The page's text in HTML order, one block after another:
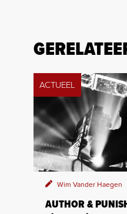
ACTUEEL
Wim Vander Haegen
AUTHOR &